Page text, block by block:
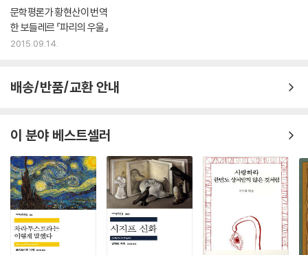
문학평론가 황현산이 번역
한 보들레르 『파리의 우울』
2015.09.14.
배송/반품/교환 안내
이 분야 베스트셀러